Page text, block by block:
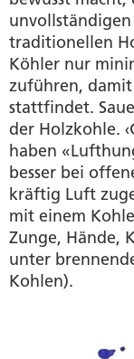
traditionellen
Köhler nur
zuführen, damit
stattfindet.
der Holzkohle.
haben
besser bei
kräftig Luft
mit einem
Zunge, Hände,
unter
Kohlen).